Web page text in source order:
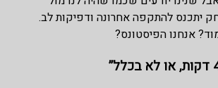
יתכנס להתקפה אחרונה ודפיקות לב.
אנחנו הפיסטונס?